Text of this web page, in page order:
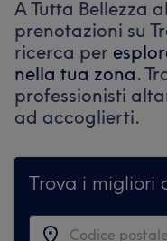
A Tutta Bellezza
prenotazioni su
ricerca per
nella tua zona.
professionisti
ad accoglierti.
Trova i migliori